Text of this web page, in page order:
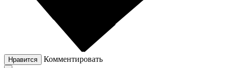
Нравится Комментировать